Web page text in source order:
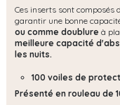
Ces inserts sont composés
garantir une bonne
ou comme doublure à
meilleure capacité
les nuits.
100 voiles de
Présenté en rouleau de